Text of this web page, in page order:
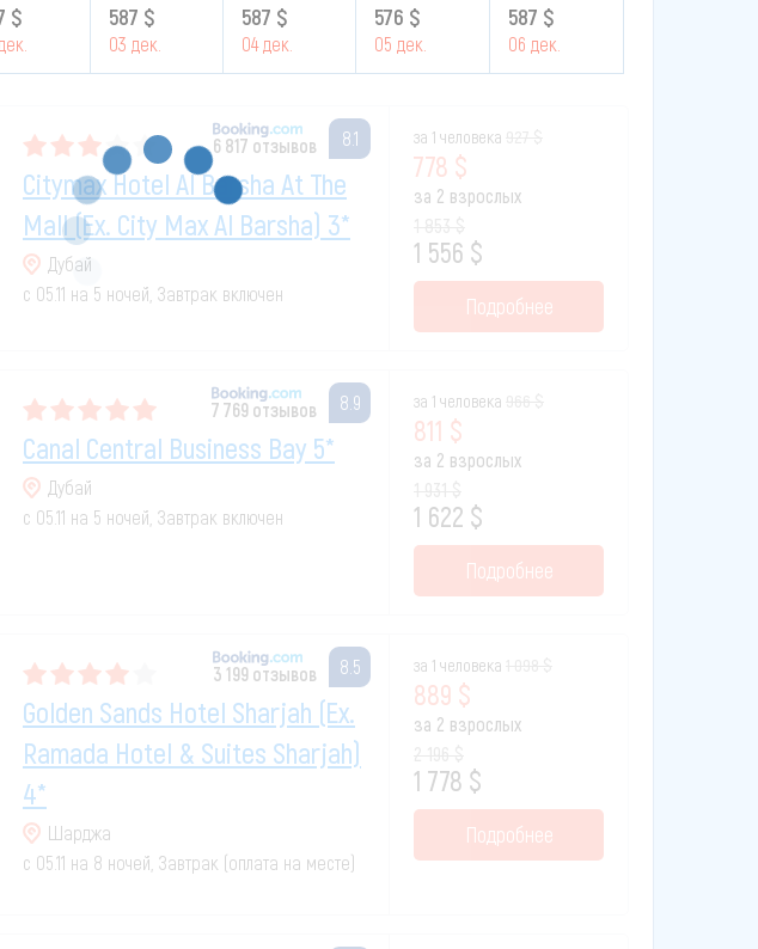
$ 587 $
03 дек.
587 $
04 дек.
576 $
05 дек.
587 $
06 дек.
6 817 отзывов 8.1
Citymax Hotel Al Barsha At The
Mall (ex. City Max Al Barsha) 3*
Дубай
с 05.11 на 5 ночей, Завтрак включен
за 1 человека
778 $
за 2 взрослых
1 556 $
Подробнее
7 769 отзывов 8.9
Canal Central Business Bay 5*
Дубай
с 05.11 на 5 ночей, Завтрак включен
за 1 человека
811 $
за 2 взрослых
1 622 $
Подробнее
3 199 отзывов 8.5
Golden Sands Hotel Sharjah (ex.
Ramada Hotel & Suites Sharjah)
4*
Шарджа
с 05.11 на 8 ночей, Завтрак (оплата на месте)
за 1 человека
889 $
за 2 взрослых
1 778 $
Подробнее